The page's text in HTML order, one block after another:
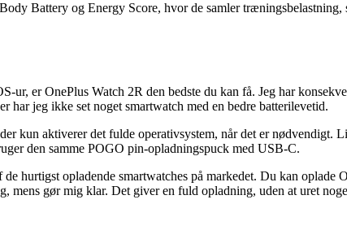
Battery og Energy Score, hvor de samler
ur, er OnePlus Watch 2R den bedste du kan få. Jeg har
jeg ikke set noget smartwatch med en bedre batterilevetid.
kun aktiverer det fulde operativsystem, når det er
den samme POGO pin-opladningspuck med USB-C.
hurtigst opladende smartwatches på markedet. Du kan
mens gør mig klar. Det giver en fuld opladning, uden at uret